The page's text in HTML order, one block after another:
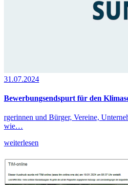
31.07.2024
Bewerbungsendspurt für den
rgerinnen und Bürger, Vereine,
wie…
weiterlesen